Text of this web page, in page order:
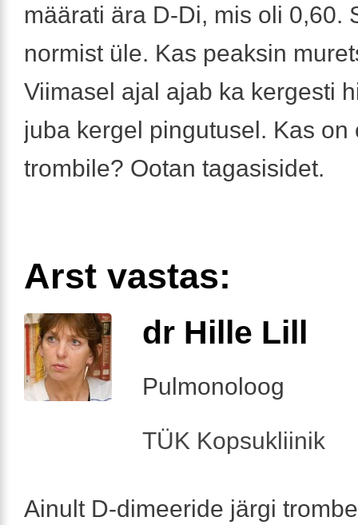
määrati ära D-Di, mis oli 0,60.
normist üle. Kas peaksin
Viimasel ajal ajab ka kergesti
juba kergel pingutusel. Kas on
trombile? Ootan tagasisidet.
Arst vastas:
dr Hille Lill
Pulmonoloog
TÜK Kopsukliinik
Ainult D-dimeeride järgi